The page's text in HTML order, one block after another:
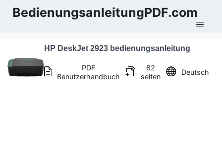
Zum
InhaltBedienungsanleitungPDF.com
HP DeskJet 2923 bedienungsanleitung
PDF
Benutzerhandbuch
82
seiten
Deutsch